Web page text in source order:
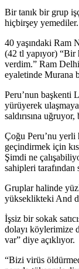
Bir tanık bir grup
hiçbirşey yemediler.
40 yaşındaki Ram
(42 tl yapıyor) “Bir
verdim.” Ram
eyaletinde Murana
Peru’nun başkenti
yürüyerek
saldırısına uğruyor,
Çoğu Peru’nu yerli
geçindirmek için
Şimdi ne
sahipleri tarafından
Gruplar halinde
yükseklikteki And
İşsiz bir sokak
dolayı köylerimize
var” diye açıklıyor.
“Bizi virüs